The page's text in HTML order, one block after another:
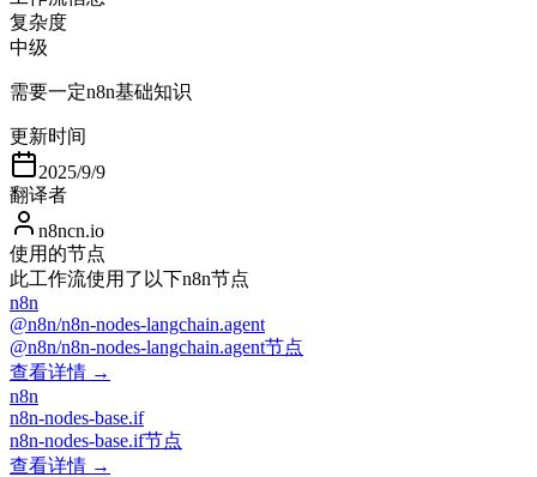
复杂度
中级
需要一定n8n基础知识
更新时间
2025/9/9
翻译者
n8ncn.io
使用的节点
此工作流使用了以下n8n节点
n8n
@n8n/n8n-nodes-langchain.agent
@n8n/n8n-nodes-langchain.agent节点
查看详情 →
n8n
n8n-nodes-base.if
n8n-nodes-base.if节点
查看详情 →